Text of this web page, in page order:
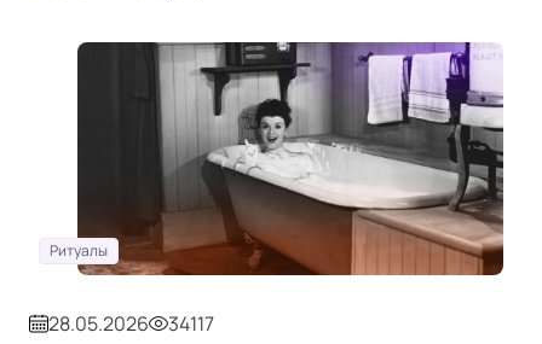
Ритуалы
28.05.2026 34117